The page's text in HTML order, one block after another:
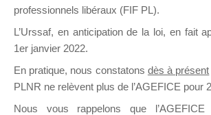
Groupe
il y a un
professionnels libéraux (FIF PL).
L’Urssaf, en anticipation de la loi, en fait
1er janvier 2022.
En pratique, nous constatons dès à présent
PLNR ne relèvent plus de l’AGEFICE pour
Nous vous rappelons que